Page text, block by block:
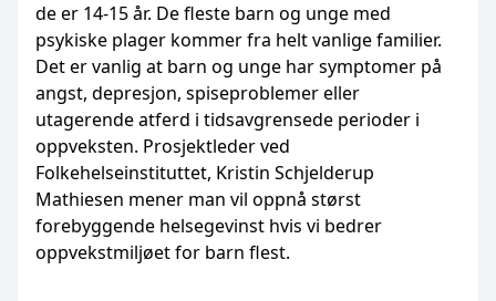
de er 14-15 år. De fleste barn og unge med
psykiske plager kommer fra helt vanlige familier.
Det er vanlig at barn og unge har symptomer på
angst, depresjon, spiseproblemer eller
utagerende atferd i tidsavgrensede perioder i
oppveksten. Prosjektleder ved
Folkehelseinstituttet, Kristin Schjelderup
Mathiesen mener man vil oppnå størst
forebyggende helsegevinst hvis vi bedrer
oppvekstmiljøet for barn flest.